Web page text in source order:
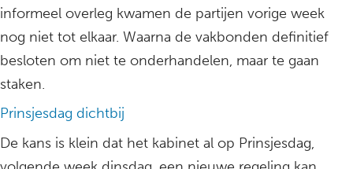
informeel overleg kwamen de partijen vorige week
nog niet tot elkaar. Waarna de vakbonden definitief
besloten om niet te onderhandelen, maar te gaan
staken.
Prinsjesdag dichtbij
De kans is klein dat het kabinet al op Prinsjesdag,